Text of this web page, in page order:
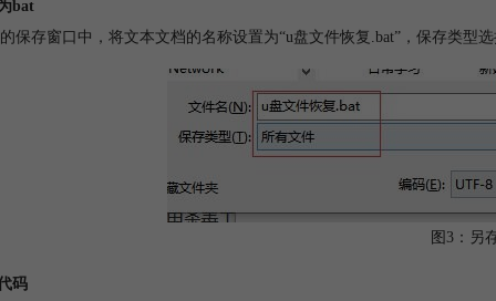
bat
保存窗口中，将文本文档的名称设置为“u盘文件恢复.bat”，保存类型
图3：另
码